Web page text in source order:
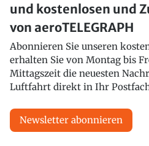
und kostenlosen und
von aeroTELEGRAPH
Abonnieren Sie unseren
erhalten Sie von Montag bis
Mittagszeit die neuesten
Luftfahrt direkt in Ihr
Newsletter abonnieren